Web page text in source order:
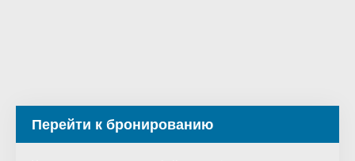
Перейти к бронированию